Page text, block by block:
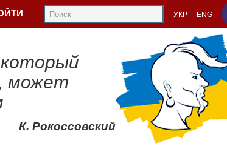
УКР ENG
может
К. Рокоссовский